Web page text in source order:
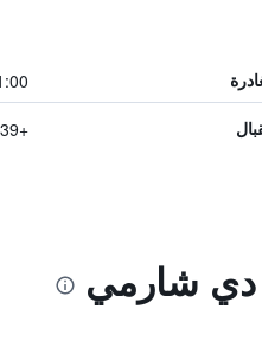
+39 066 819 2719
دي شارمي